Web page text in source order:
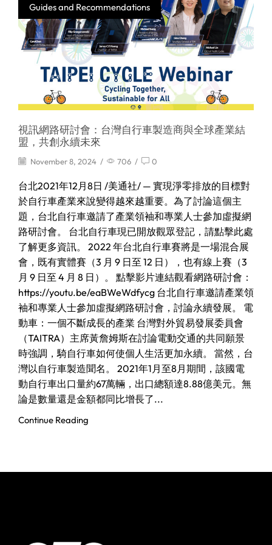
Guides and Recommendations
視訊網路研討會：台灣自行車製造商與全球產業結
盟，共創永續未來
November 8, 2024 / 706 / 0
台北2021年12月8日 /美通社/ — 實現淨零排放的目標對
於自行車產業來說變得越來越重要。為了討論這個主
題，台北自行車邀請了產業領袖和專業人士參加虛擬網
路研討會。 台北自行車現已開放觀眾登記，請點擊此處
了解更多資訊。 2022 年台北自行車賽將是一場混合展
會，既有實體賽（3 月 9 日至 12 日），也有線上賽（3
月 9 日至 4 月 8 日）。 點擊影片連結觀看網路研討會：
https://youtu.be/eaBWeWdfycg 台北自行車邀請產業領
袖和專業人士參加虛擬網路研討會，討論永續發展。 電
動車：一個不斷成長的產業 台灣對外貿易發展委員會
（TAITRA）主席黃詹姆斯在討論電動交通的共同願景
時強調，騎自行車如何使個人生活更加永續。 當然，台
灣以自行車製造聞名。 2021年1月至8月期間，該國電
動自行車出口量約67萬輛，出口總額達8.88億美元。無
論是數量還是金額都同比增長了...
Continue Reading